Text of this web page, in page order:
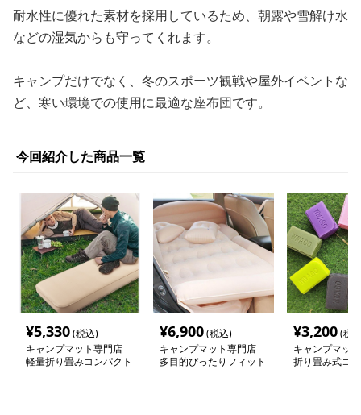
耐水性に優れた素材を採用しているため、朝露や雪解け水
などの湿気からも守ってくれます。
キャンプだけでなく、冬のスポーツ観戦や屋外イベントな
ど、寒い環境での使用に最適な座布団です。
今回紹介した商品一覧
¥5,330(税込)
キャンプマット専門店
軽量折り畳みコンパクト
¥6,900(税込)
キャンプマット専門店
多目的ぴったりフィット
¥3,200(税
キャンプマッ
折り畳み式コ